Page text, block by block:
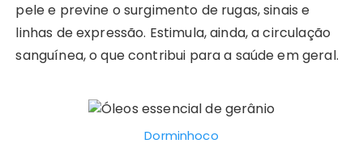
pele e previne o surgimento de rugas, sinais e
linhas de expressão. Estimula, ainda, a circulação
sanguínea, o que contribui para a saúde em geral.
Dorminhoco